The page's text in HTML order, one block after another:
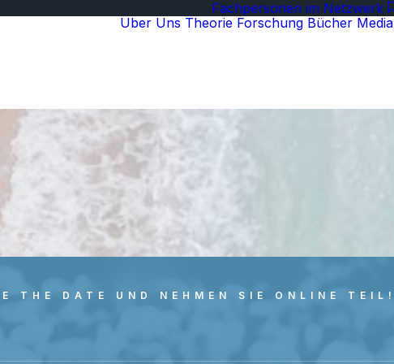
Fachpersonen im Netzwerk
Über Uns Theorie Forschung Bücher Media
THE DATE UND NEHMEN SIE ONLINE TEIL!